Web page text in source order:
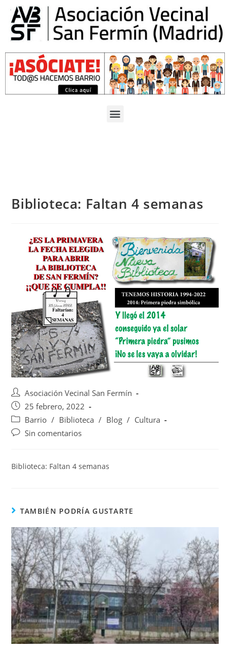
Biblioteca: Faltan 4 semanas
Asociación Vecinal San Fermín
25 febrero, 2022
Barrio / Biblioteca / Blog / Cultura
Sin comentarios
Biblioteca: Faltan 4 semanas
TAMBIÉN PODRÍA GUSTARTE